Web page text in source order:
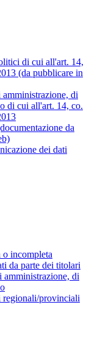
di cui all'art. 14,
(da pubblicare in
di
di cui all'art. 14, co.
da
dei dati
o incompleta
da parte dei titolari
di
provinciali